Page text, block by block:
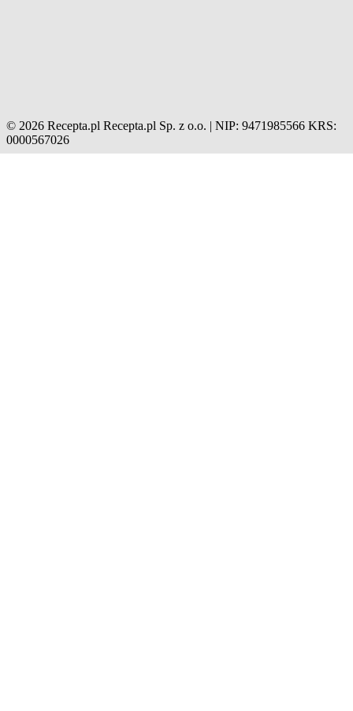
© 2026 Recepta.pl Recepta.pl Sp. z o.o. | NIP: 9471985566 KRS:
0000567026